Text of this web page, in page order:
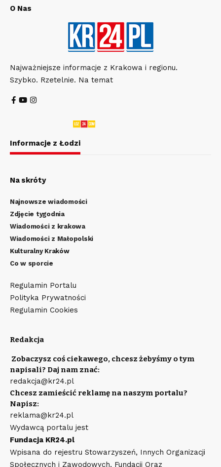
O Nas
Najważniejsze informacje z Krakowa i regionu.
Szybko. Rzetelnie. Na temat
Informacje z Łodzi
Na skróty
Najnowsze wiadomości
Zdjęcie tygodnia
Wiadomości z krakowa
Wiadomości z Małopolski
Kulturalny Kraków
Co w sporcie
Regulamin Portalu
Polityka Prywatności
Regulamin Cookies
Redakcja
Zobaczysz coś ciekawego, chcesz żebyśmy o tym
napisali? Daj nam znać:
redakcja@kr24.pl
Chcesz zamieścić reklamę na naszym portalu?
Napisz:
reklama@kr24.pl
Wydawcą portalu jest
Fundacja KR24.pl
Wpisana do rejestru Stowarzyszeń, Innych Organizacji
Społecznych i Zawodowych, Fundacji Oraz